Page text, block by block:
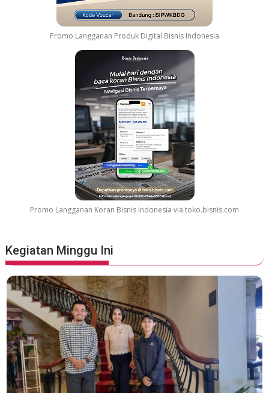
Promo Langganan Produk Digital Bisnis Indonesia
Promo Langganan Koran Bisnis Indonesia via toko.bisnis.com
Kegiatan Minggu Ini